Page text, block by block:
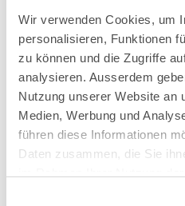
Wir verwenden Cookies, um
personalisieren, Funktionen
zu können und die Zugriffe
analysieren. Ausserdem
Nutzung unserer Website an
Medien, Werbung und
führen diese Informationen
Daten zusammen, die Sie
competenza.
annoverare cablex
affidabili e
insieme il
degli
Julie Vienne, Technical